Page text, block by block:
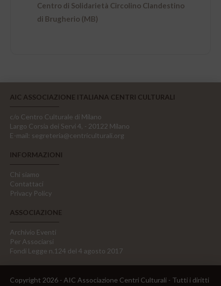
Centro di Solidarietà Circolino Clandestino
di Brugherio (MB)
AIC ASSOCIAZIONE ITALIANA CENTRI CULTURALI
c/o Centro Culturale di Milano
Largo Corsia dei Servi 4, - 20122 Milano
E-mail: segreteria@centriculturali.org
INFORMAZIONI
Chi siamo
Contattaci
Privacy Policy
ASSOCIAZIONE
Archivio Eventi
Per Associarsi
Fondi Legge n.124 del 4 agosto 2017
Copyright 2026 - AIC Associazione Centri Culturali - Tutti i diritti